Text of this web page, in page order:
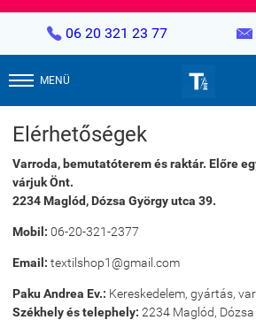
 06 20 321 23 77 
MENÜ
Elérhetőségek
Varroda, bemutatóterem és raktár. Előre
várjuk Önt.
2234 Maglód, Dózsa György utca 39.
Mobil: 06-20-321-2377
Email: textilshop1@gmail.com
Paku Andrea Ev.: Kereskedelem, gyártás,
Székhely és telephely: 2234 Maglód,